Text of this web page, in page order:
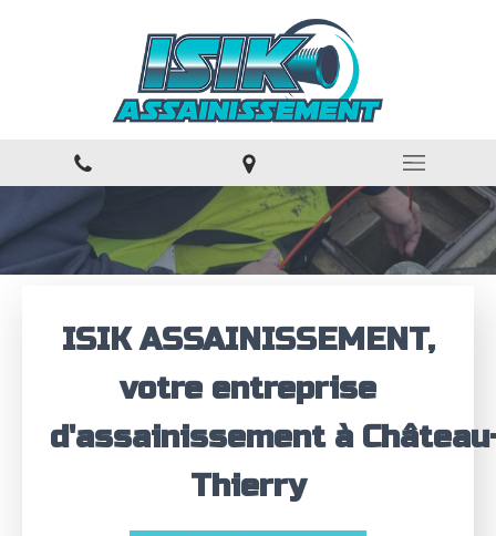
ISIK ASSAINISSEMENT,
votre entreprise
d'assainissement à
Thierry